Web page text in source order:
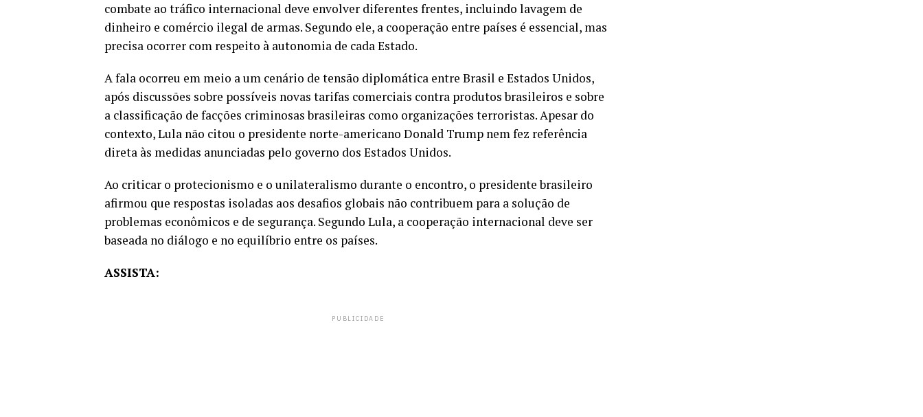
combate ao tráfico internacional deve envolver diferentes frentes, incluindo lavagem de
dinheiro e comércio ilegal de armas. Segundo ele, a cooperação entre países é essencial, mas
precisa ocorrer com respeito à autonomia de cada Estado.
A fala ocorreu em meio a um cenário de tensão diplomática entre Brasil e Estados Unidos,
após discussões sobre possíveis novas tarifas comerciais contra produtos brasileiros e sobre
a classificação de facções criminosas brasileiras como organizações terroristas. Apesar do
contexto, Lula não citou o presidente norte-americano Donald Trump nem fez referência
direta às medidas anunciadas pelo governo dos Estados Unidos.
Ao criticar o protecionismo e o unilateralismo durante o encontro, o presidente brasileiro
afirmou que respostas isoladas aos desafios globais não contribuem para a solução de
problemas econômicos e de segurança. Segundo Lula, a cooperação internacional deve ser
baseada no diálogo e no equilíbrio entre os países.
ASSISTA:
PUBLICIDADE